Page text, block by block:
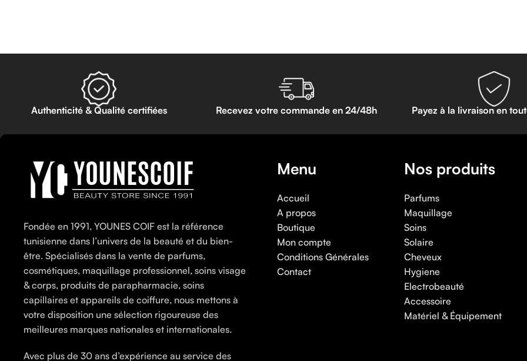
Authenticité & Qualité certifiées Recevez votre commande en 24/48h Payez à la livraison en
Fondée en 1991, YOUNES COIF est la référence
tunisienne dans l’univers de la beauté et du bien-
être. Spécialisés dans la vente de parfums,
cosmétiques, maquillage professionnel, soins visage
& corps, produits de parapharmacie, soins
capillaires et appareils de coiffure, nous mettons à
votre disposition une sélection rigoureuse des
meilleures marques nationales et internationales.
Avec plus de 30 ans d’expérience au service des
Menu
Accueil
A propos
Boutique
Mon compte
Conditions Générales
Contact
Nos produits
Parfums
Maquillage
Soins
Solaire
Cheveux
Hygiene
Electrobeauté
Accessoire
Matériel & Équipement